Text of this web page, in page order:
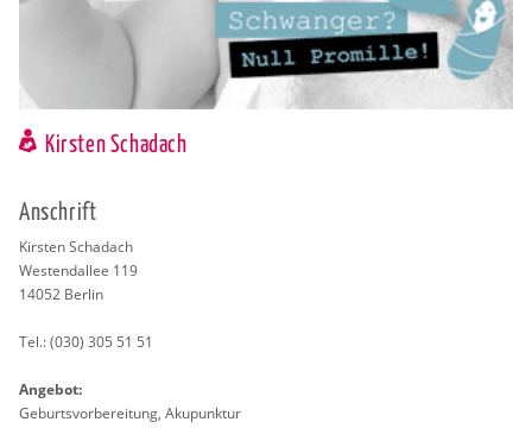
Kirsten Schadach
An­schrift
Kirs­ten Schadach
West­end­al­lee 119
14052 Ber­lin
Tel.:(030) 305 51 51
An­ge­bot:
Ge­burts­vor­be­rei­tung, Aku­punk­tur